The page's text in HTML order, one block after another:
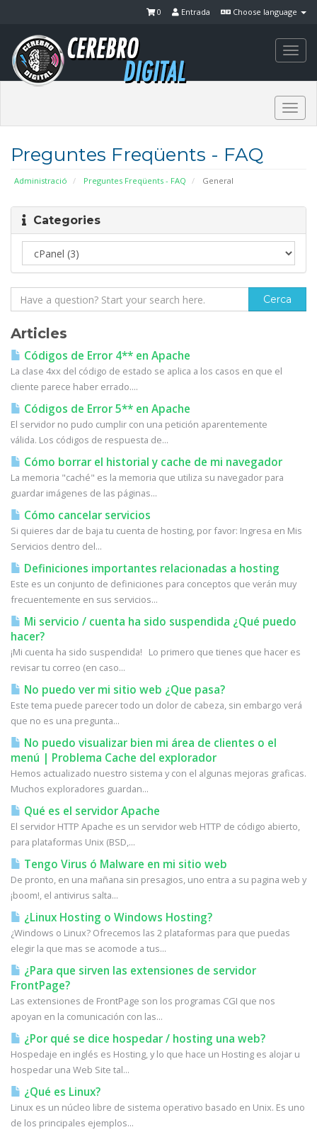
Choose language
Entrada
0
Preguntes Freqüents - FAQ
Administració Preguntes Freqüents - FAQ General
Categories
Articles
Códigos de Error 4** en Apache
La clase 4xx del código de estado se aplica a los casos en que el
cliente parece haber errado....
Códigos de Error 5** en Apache
El servidor no pudo cumplir con una petición aparentemente
válida. Los códigos de respuesta de...
Cómo borrar el historial y cache de mi navegador
La memoria "caché" es la memoria que utiliza su navegador para
guardar imágenes de las páginas...
Cómo cancelar servicios
Si quieres dar de baja tu cuenta de hosting, por favor: Ingresa en Mis
Servicios dentro del...
Definiciones importantes relacionadas a hosting
Este es un conjunto de definiciones para conceptos que verán muy
frecuentemente en sus servicios...
Mi servicio / cuenta ha sido suspendida ¿Qué puedo
hacer?
¡Mi cuenta ha sido suspendida! Lo primero que tienes que hacer es
revisar tu correo (en caso...
No puedo ver mi sitio web ¿Que pasa?
Este tema puede parecer todo un dolor de cabeza, sin embargo verá
que no es una pregunta...
No puedo visualizar bien mi área de clientes o el
menú | Problema Cache del explorador
Hemos actualizado nuestro sistema y con el algunas mejoras graficas.
Muchos exploradores guardan...
Qué es el servidor Apache
El servidor HTTP Apache es un servidor web HTTP de código abierto,
para plataformas Unix (BSD,...
Tengo Virus ó Malware en mi sitio web
De pronto, en una mañana sin presagios, uno entra a su pagina web y
¡boom!, el antivirus salta...
¿Linux Hosting o Windows Hosting?
¿Windows o Linux? Ofrecemos las 2 plataformas para que puedas
elegir la que mas se acomode a tus...
¿Para que sirven las extensiones de servidor
FrontPage?
Las extensiones de FrontPage son los programas CGI que nos
apoyan en la comunicación con las...
¿Por qué se dice hospedar / hosting una web?
Hospedaje en inglés es Hosting, y lo que hace un Hosting es alojar u
hospedar una Web Site tal...
¿Qué es Linux?
Linux es un núcleo libre de sistema operativo basado en Unix. Es uno
de los principales ejemplos...